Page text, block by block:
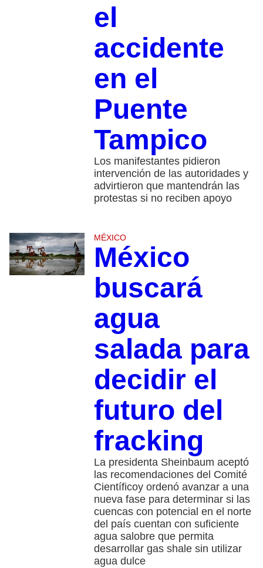
el
accidente
en el
Puente
Tampico
Los manifestantes pidieron
intervención de las autoridades y
advirtieron que mantendrán las
protestas si no reciben apoyo
MÉXICO
México
buscará
agua
salada para
decidir el
futuro del
fracking
La presidenta Sheinbaum aceptó
las recomendaciones del Comité
Científicoy ordenó avanzar a una
nueva fase para determinar si las
cuencas con potencial en el norte
del país cuentan con suficiente
agua salobre que permita
desarrollar gas shale sin utilizar
agua dulce